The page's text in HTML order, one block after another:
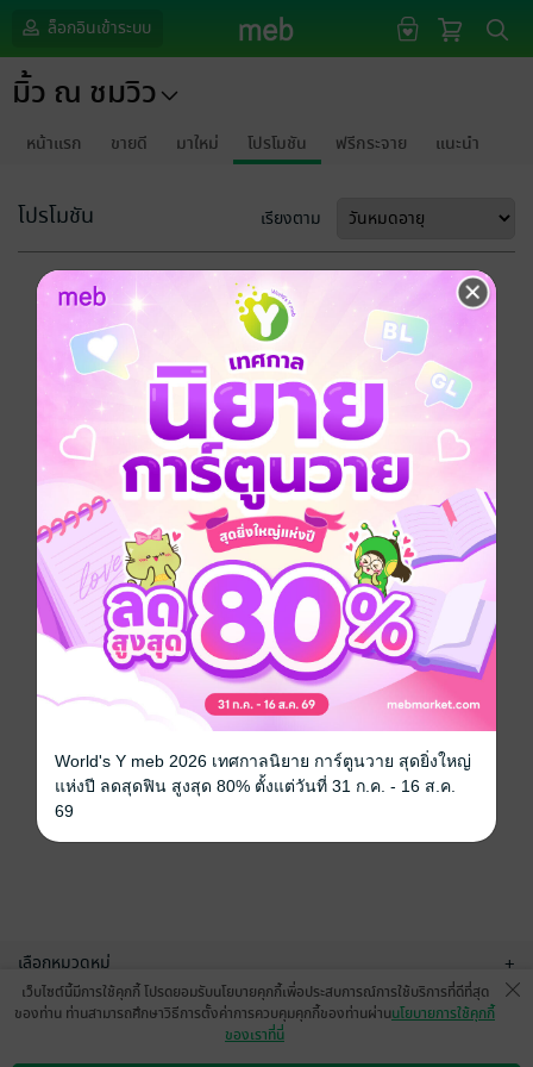
ล็อกอินเข้าระบบ
มิ้ว ณ ชมวิว
หน้าแรก ขายดี มาใหม่ โปรโมชัน ฟรีกระจาย แนะนำ
โปรโมชัน เรียงตาม
ขออภัยด้วยนะคะ
ไม่พบข้อมูลในหัวข้อที่คุณกำลังชมค่ะ
เลือกหมวดหมู่ +
บริการช่วยเหลือ
เว็บไซต์นี้มีการใช้คุกกี้ โปรดยอมรับนโยบายคุกกี้เพื่อประสบการณ์การใช้บริการที่ดีที่สุด
ของท่าน ท่านสามารถศึกษาวิธีการตั้งค่าการควบคุมคุกกี้ของท่านผ่านนโยบายการใช้คุกกี้
ของเราที่นี่
World's Y meb 2026 เทศกาลนิยาย การ์ตูนวาย สุดยิ่งใหญ่
แห่งปี ลดสุดฟิน สูงสุด 80% ตั้งแต่วันที่ 31 ก.ค. - 16 ส.ค.
69